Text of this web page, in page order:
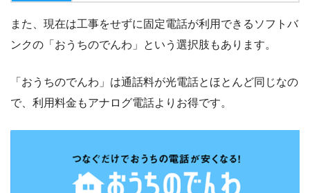
また、現在は工事をせずに固定電話が利用できるソフトバ
ンクの「おうちのでんわ」という選択肢もあります。
「おうちのでんわ」は通話料が光電話とほとんど同じなの
で、利用料金もアナログ電話よりお得です。